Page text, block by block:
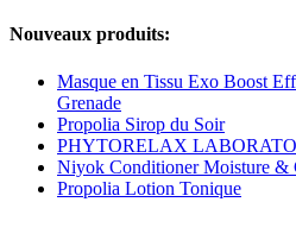
Nouveaux produits:
Masque en Tissu Exo Boost
Grenade
Propolia Sirop du Soir
PHYTORELAX
Niyok Conditioner Moisture &
Propolia Lotion Tonique